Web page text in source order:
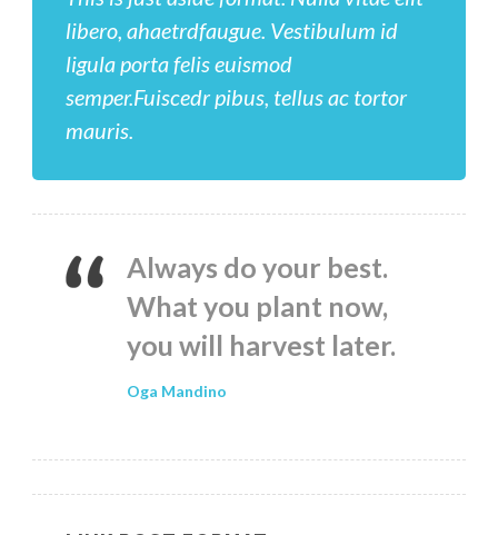
libero, ahaetrdfaugue. Vestibulum id
ligula porta felis euismod
semper.Fuiscedr pibus, tellus ac tortor
mauris.
Always do your best.
What you plant now,
you will harvest later.
Oga Mandino